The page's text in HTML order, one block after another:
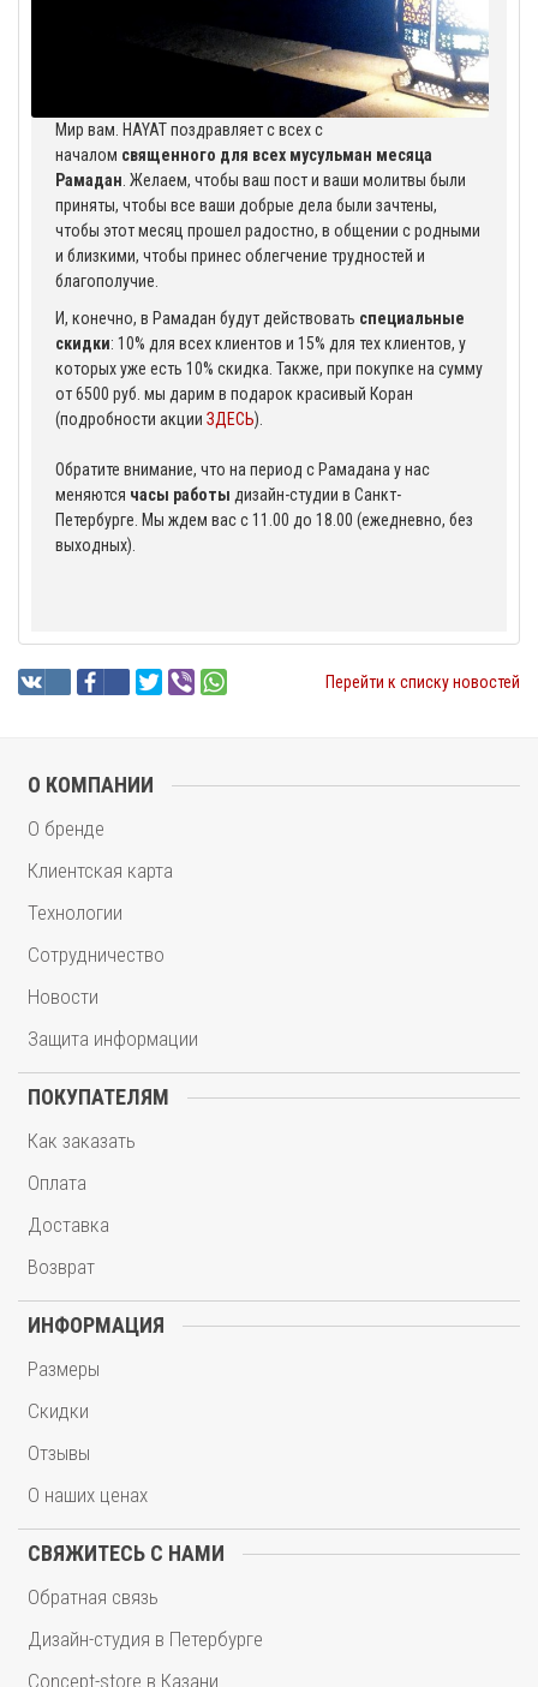
Мир вам. HAYAT поздравляет с всех с
началом священного для всех мусульман месяца
Рамадан . Желаем, чтобы ваш пост и ваши молитвы были
приняты, чтобы все ваши добрые дела были зачтены,
чтобы этот месяц прошел радостно, в общении с родными
и близкими, чтобы принес облегчение трудностей и
благополучие.
И, конечно, в Рамадан будут действовать специальные
скидки: 10% для всех клиентов и 15% для тех клиентов, у
которых уже есть 10% скидка. Также, при покупке на сумму
от 6500 руб. мы дарим в подарок красивый Коран
(подробности акции ЗДЕСЬ).
Обратите внимание, что на период с Рамадана у нас
меняются часы работы дизайн-студии в Санкт-
Петербурге. Мы ждем вас с 11.00 до 18.00 (ежедневно, без
выходных).
Перейти к списку новостей
О КОМПАНИИ
О бренде
Клиентская карта
Технологии
Сотрудничество
Новости
Защита информации
ПОКУПАТЕЛЯМ
Как заказать
Оплата
Доставка
Возврат
ИНФОРМАЦИЯ
Размеры
Скидки
Отзывы
О наших ценах
СВЯЖИТЕСЬ С НАМИ
Обратная связь
Дизайн-студия в Петербурге
Concept-store в Казани